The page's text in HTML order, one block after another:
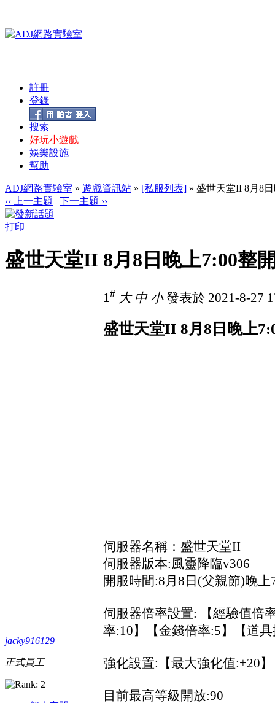
註冊
登錄
搜索
好玩小遊戲
娛樂設施
幫助
ADJ網路實驗室 » 遊戲資訊站 » [私服列表] » 盛世天堂II 8月8
‹‹ 上一主題 | 下一主題 ››
打印
盛世天堂II 8月8日晚上7:00整
jacky916129
正式員工
1# 大 中 小發表於 2021-8-27
盛世天堂II 8月8日晚上
伺服器名稱：盛世天堂II
伺服器版本:風靈降臨v306
開服時間:8月8日(父親節)晚上
伺服器倍率設置: 【經驗值倍
率:10】【金錢倍率:5】【道
強化設置:【最大強化值:+20
目前最高等級開放:90